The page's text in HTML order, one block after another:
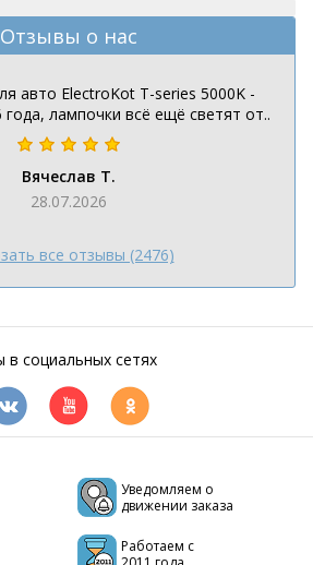
Отзывы о нас
авто ElectroKot T-series 5000K -
лампочки всё ещё светят от..
Вячеслав Т.
28.07.2026
все отзывы (2476)
в социальных сетях
Уведомляем о
движении заказа
Работаем с